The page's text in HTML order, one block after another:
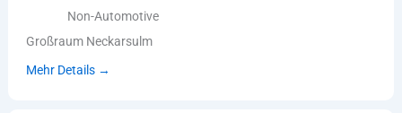
Non-Automotive
Großraum Neckarsulm
Mehr Details